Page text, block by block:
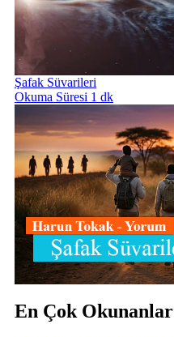
Şafak Süvarileri
Okuma Süresi 1 dk
En Çok Okunanlar